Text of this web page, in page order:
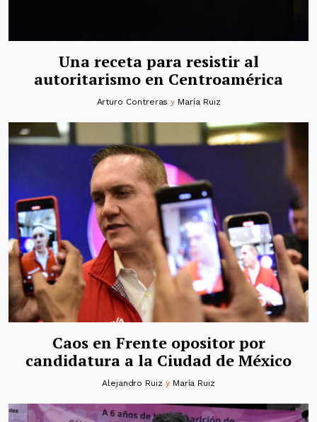
Una receta para resistir al
autoritarismo en Centroamérica
Arturo Contreras y María Ruiz
Caos en Frente opositor por
candidatura a la Ciudad de México
Alejandro Ruiz y María Ruiz